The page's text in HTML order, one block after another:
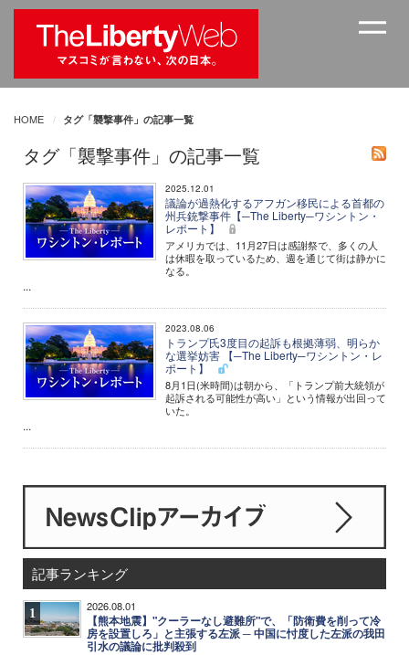
HOME タグ「襲撃事件」の記事一覧
タグ「襲撃事件」の記事一覧
2025.12.01
議論が過熱化するアフガン移民による首都の
州兵銃撃事件【─The Liberty─ワシントン・
レポート】
アメリカでは、11月27日は感謝祭で、多くの人
は休暇を取っているため、週を通じて街は静かに
なる。
...
2023.08.06
トランプ氏3度目の起訴も根拠薄弱、明らか
な選挙妨害 【─The Liberty─ワシントン・レ
ポート】
8月1日(米時間)は朝から、「トランプ前大統領が
起訴される可能性が高い」という情報が出回って
いた。
...
記事ランキング
1 2026.08.01
【熊本地震】"クーラーなし避難所"で、「防衛費を削って冷
房を設置しろ」と主張する左派 ─ 中国に忖度した左派の我田
引水の議論に批判殺到